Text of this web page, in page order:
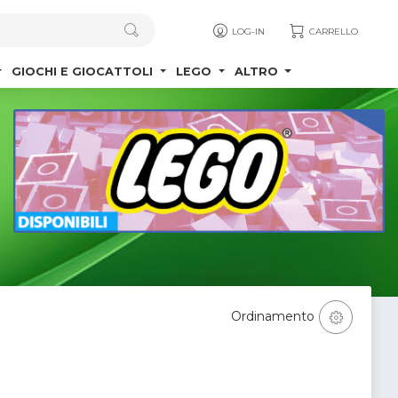
LOG-IN CARRELLO
GIOCHI E GIOCATTOLI LEGO ALTRO
Ordinamento